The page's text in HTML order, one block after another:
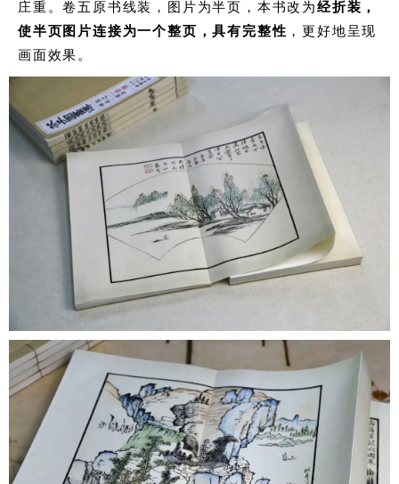
庄重。卷五原书线装，图片为半页，本书改为经折装，
使半页图片连接为一个整页，具有完整性 ，更好地呈现
画面效果。